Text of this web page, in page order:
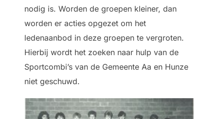
nodig is. Worden de groepen kleiner, dan
worden er acties opgezet om het
ledenaanbod in deze groepen te vergroten.
Hierbij wordt het zoeken naar hulp van de
Sportcombi’s van de Gemeente Aa en Hunze
niet geschuwd.